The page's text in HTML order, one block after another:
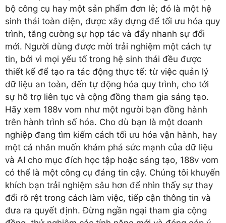
bộ công cụ hay một sản phẩm đơn lẻ; đó là một hệ
sinh thái toàn diện, được xây dựng để tối ưu hóa quy
trình, tăng cường sự hợp tác và đẩy nhanh sự đổi
mới. Người dùng được mời trải nghiệm một cách tự
tin, bởi vì mọi yếu tố trong hệ sinh thái đều được
thiết kế để tạo ra tác động thực tế: từ việc quản lý
dữ liệu an toàn, đến tự động hóa quy trình, cho tới
sự hỗ trợ liên tục và cộng đồng tham gia sáng tạo.
Hãy xem 188v vom như một người bạn đồng hành
trên hành trình số hóa. Cho dù bạn là một doanh
nghiệp đang tìm kiếm cách tối ưu hóa vận hành, hay
một cá nhân muốn khám phá sức mạnh của dữ liệu
và AI cho mục đích học tập hoặc sáng tạo, 188v vom
có thể là một công cụ đáng tin cậy. Chúng tôi khuyến
khích bạn trải nghiệm sâu hơn để nhìn thấy sự thay
đổi rõ rệt trong cách làm việc, tiếp cận thông tin và
đưa ra quyết định. Đừng ngần ngại tham gia cộng